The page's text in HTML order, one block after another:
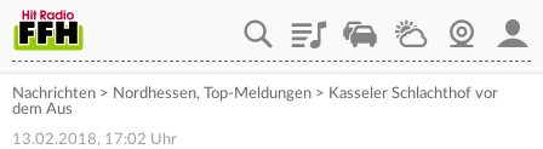
PlaylistStaupilotWetterWebcam
Nachrichten > Nordhessen, Top-Meldungen > Kasseler Schlachthof vor
dem Aus
13.02.2018, 17:02 Uhr